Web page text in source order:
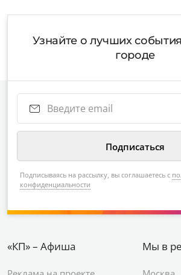
Узнайте о лучших
городе
Подписываясь на рассылку, вы соглашаетесь с
конфиденциальности
«КП» – Афиша Мы в